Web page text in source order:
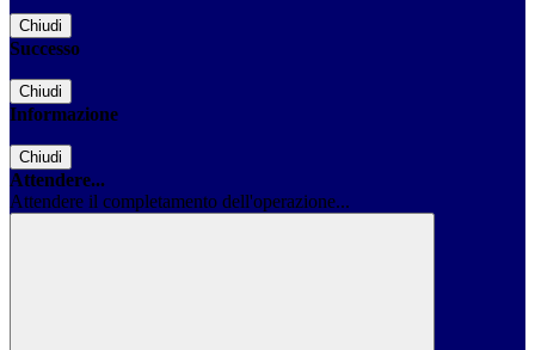
Chiudi
Successo
Chiudi
Informazione
Chiudi
Attendere...
Attendere il completamento dell'operazione...